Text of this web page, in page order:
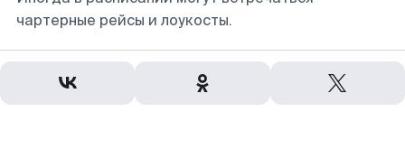
чартерные рейсы и лоукосты.